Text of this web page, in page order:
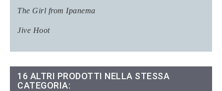
The Girl from Ipanema
Jive Hoot
16 ALTRI PRODOTTI NELLA STESSA
CATEGORIA: